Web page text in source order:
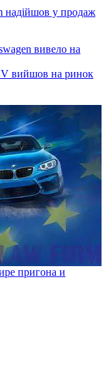
надійшов у продаж
вийшов на ринок
пригона и